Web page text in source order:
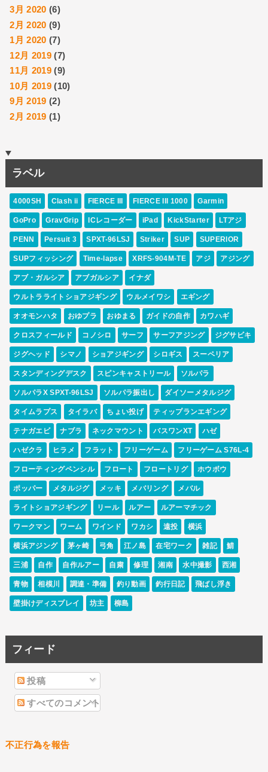
3月 2020 (6)
2月 2020 (9)
1月 2020 (7)
12月 2019 (7)
11月 2019 (9)
10月 2019 (10)
9月 2019 (2)
2月 2019 (1)
ラベル
4000SH Clash ii FIERCE III FIERCE III 1000 Garmin
GoPro GravGrip ICレコーダー iPad KickStarter LTアジ
PENN Persuit 3 SPXT-96LSJ Striker SUP SUPERIOR
SUPフィッシング Time-lapse XRFS-904M-TE アジ アジング
アブ・ガルシア アブガルシア イナダ
ウルトラライトショアジギング ウルメイワシ エギング
オオモンハタ おゆプラ おゆまる ガイドの自作 カワハギ
クロスフィールド コノシロ サーフ サーフアジング ジグサビキ
ジグヘッド シマノ ショアジギング シロギス スーペリア
スタンディングデスク スピンキャストリール ソルパラ
ソルパラX SPXT-96LSJ ソルパラ振出し ダイソーメタルジグ
タイムラプス タイラバ ちょい投げ ティップランエギング
テナガエビ ナブラ ネックマウント バスワンXT ハゼ
ハゼクラ ヒラメ フラット フリーゲーム フリーゲーム S76L-4
フローティングペンシル フロート フロートリグ ホウボウ
ポッパー メタルジグ メッキ メバリング メバル
ライトショアジギング リール ルアー ルアーマチック
ワークマン ワーム ワインド ワカシ 遠投 横浜
横浜アジング 茅ヶ崎 弓角 江ノ島 在宅ワーク 雑記 鯖
三浦 自作 自作ルアー 自粛 修理 湘南 水中撮影 西湘
青物 相模川 調達・準備 釣り動画 釣行日記 飛ばし浮き
壁掛けディスプレイ 坊主 柳島
フィード
投稿
すべてのコメント
不正行為を報告